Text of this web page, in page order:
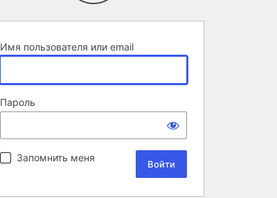
Имя пользователя или email
Пароль
Запомнить меня